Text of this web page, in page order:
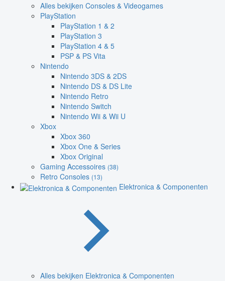
Alles bekijken Consoles & Videogames
PlayStation
PlayStation 1 & 2
PlayStation 3
PlayStation 4 & 5
PSP & PS Vita
Nintendo
Nintendo 3DS & 2DS
Nintendo DS & DS Lite
Nintendo Retro
Nintendo Switch
Nintendo Wii & Wii U
Xbox
Xbox 360
Xbox One & Series
Xbox Original
Gaming Accessoires (38)
Retro Consoles (13)
Elektronica & Componenten
Alles bekijken Elektronica & Componenten